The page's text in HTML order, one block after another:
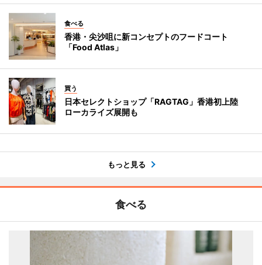
食べる
香港・尖沙咀に新コンセプトのフードコート
「Food Atlas」
買う
日本セレクトショップ「RAGTAG」香港初上陸
ローカライズ展開も
もっと見る
食べる